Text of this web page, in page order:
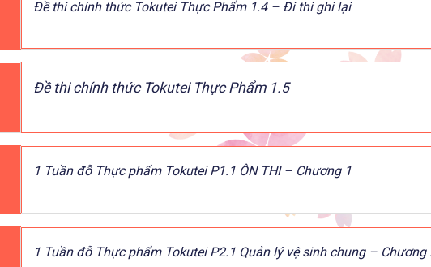
Đề thi chính thức Tokutei Thực Phẩm 1.4 – Đi thi ghi lại
Đề thi chính thức Tokutei Thực Phẩm 1.5
1 Tuần đỗ Thực phẩm Tokutei P1.1 ÔN THI – Chương 1
1 Tuần đỗ Thực phẩm Tokutei P2.1 Quản lý vệ sinh chung – Chương